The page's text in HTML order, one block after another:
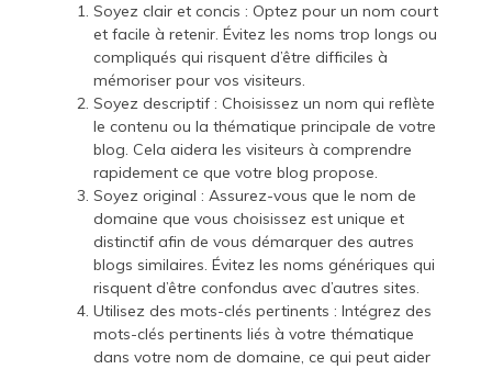
Soyez clair et concis : Optez pour un nom court
et facile à retenir. Évitez les noms trop longs ou
compliqués qui risquent d’être difficiles à
mémoriser pour vos visiteurs.
Soyez descriptif : Choisissez un nom qui reflète
le contenu ou la thématique principale de votre
blog. Cela aidera les visiteurs à comprendre
rapidement ce que votre blog propose.
Soyez original : Assurez-vous que le nom de
domaine que vous choisissez est unique et
distinctif afin de vous démarquer des autres
blogs similaires. Évitez les noms génériques qui
risquent d’être confondus avec d’autres sites.
Utilisez des mots-clés pertinents : Intégrez des
mots-clés pertinents liés à votre thématique
dans votre nom de domaine, ce qui peut aider